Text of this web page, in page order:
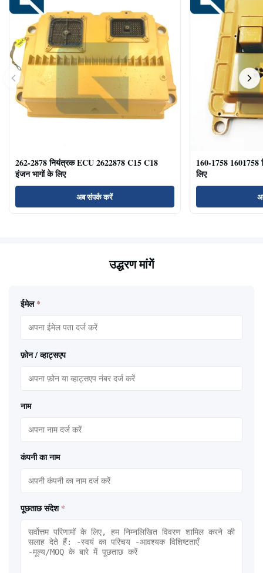
262-2878 नियंत्रक ECU 2622878 C15 C18
इंजन भागों के लिए
अब संपर्क करें
160-1758
लिए
उद्धरण मांगें
ईमेल *
फ़ोन / व्हाट्सएप
नाम
कंपनी का नाम
पूछताछ संदेश *